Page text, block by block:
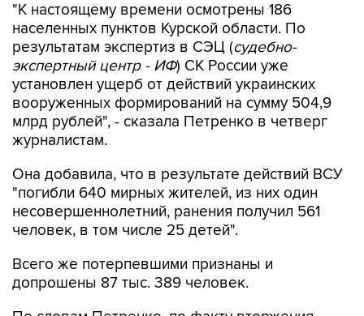
"К настоящему времени осмотрены 186
населенных пунктов Курской области. По
результатам экспертиз в СЭЦ (судебно-
экспертный центр - ИФ) СК России уже
установлен ущерб от действий украинских
вооруженных формирований на сумму 504,9
млрд рублей", - сказала Петренко в четверг
журналистам.
Она добавила, что в результате действий ВСУ
"погибли 640 мирных жителей, из них один
несовершеннолетний, ранения получил 561
человек, в том числе 25 детей".
Всего же потерпевшими признаны и
допрошены 87 тыс. 389 человек.